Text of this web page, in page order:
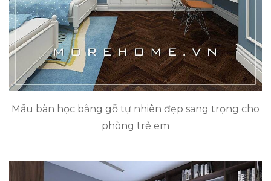
Mẫu bàn học bằng gỗ tự nhiên đẹp sang trọng cho
phòng trẻ em